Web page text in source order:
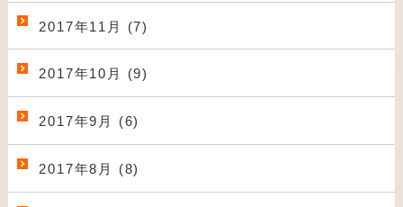
2017年11月 (7)
2017年10月 (9)
2017年9月 (6)
2017年8月 (8)